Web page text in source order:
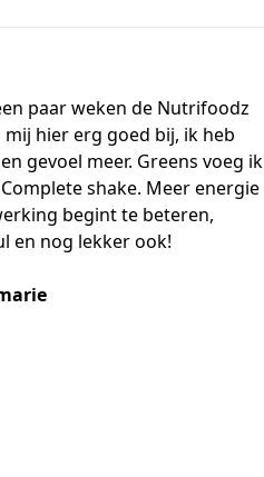
paar weken de Nutrifoodz
mij hier erg goed bij, ik heb
gevoel meer. Greens voeg ik
shake. Meer energie
begint te beteren,
en nog lekker ook!